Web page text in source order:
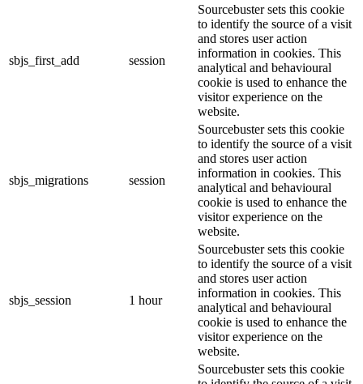
sbjs_first_add session
Sourcebuster sets this cookie
to identify the source of a visit
and stores user action
information in cookies. This
analytical and behavioural
cookie is used to enhance the
visitor experience on the
website.
sbjs_migrations session
Sourcebuster sets this cookie
to identify the source of a visit
and stores user action
information in cookies. This
analytical and behavioural
cookie is used to enhance the
visitor experience on the
website.
sbjs_session 1 hour
Sourcebuster sets this cookie
to identify the source of a visit
and stores user action
information in cookies. This
analytical and behavioural
cookie is used to enhance the
visitor experience on the
website.
Sourcebuster sets this cookie